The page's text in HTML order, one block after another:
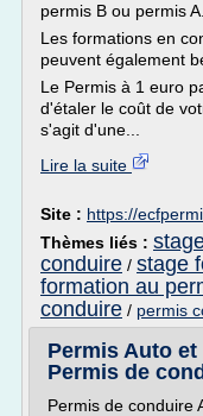
permis B ou permis A.
Les formations en
peuvent également
Le Permis à 1 euro
d'étaler le coût de
s'agit d'une...
Lire la suite
Site : https://
Thèmes liés :
conduire / stage
formation au
conduire / permis
Permis Auto
Permis de
Permis de conduire